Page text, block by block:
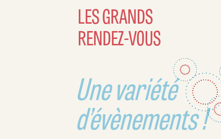
LES GRANDS
RENDEZ-VOUS
Une variété
d’évènements !